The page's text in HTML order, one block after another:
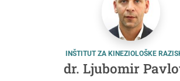
INŠTITUT ZA KINEZIOLOŠKE
dr. Ljubomir